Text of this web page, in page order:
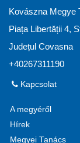
Kovászna Megye
Piața Libertății 4,
Județul Covasna
+40267311190
Kapcsolat
A megyéről
Hírek
Megyei Tanács